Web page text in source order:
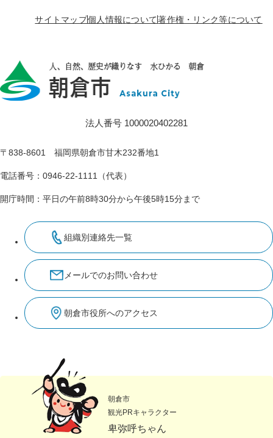
サイトマップ個人情報について著作権・リンク等について
法人番号 1000020402281
〒838-8601 福岡県朝倉市甘木232番地1
電話番号：0946-22-1111（代表）
開庁時間：平日の午前8時30分から午後5時15分まで
組織別連絡先一覧
メールでのお問い合わせ
朝倉市役所へのアクセス
朝倉市
観光PRキャラクター
卑弥呼ちゃん